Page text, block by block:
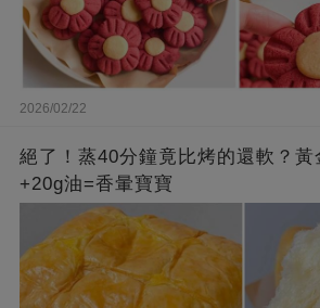
2026/02/22
絕了！蒸40分鐘竟比烤的還軟？黃
+20g油=香暈寶寶